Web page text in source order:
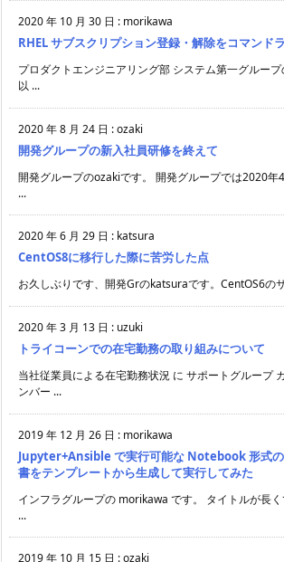
2020 年 10 月 30 日 : morikawa
RHEL サブスクリプション登録・解除をコマンド
プロダクトエンジニアリング部 システム第一グループ
以 ...
2020 年 8 月 24 日 :ozaki
開発グループの新入社員研修を終えて
開発グループのozakiです。 開発グループでは2020年
...
2020 年 6 月 29 日 : katsura
CentOS8に移行した際に苦労した点
お久しぶりです、開発Grのkatsuraです。CentOS6の
2020 年 3 月 13 日 : uzuki
トライコーンでの在宅勤務の取り組みについて
当社従業員による在宅勤務状況 に サポートグループ
ンバー ...
2019 年 12 月 26 日 : morikawa
Jupyter+Ansible で実行可能な Notebook 形式
書をテンプレートから生成して実行してみた
インフラグループの morikawa です。 タイトルが長
...
2019 年 10 月 15 日 :ozaki